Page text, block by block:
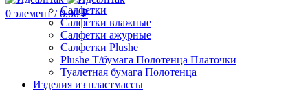
0 элемент / 0.00₽
Салфетки
Салфетки влажные
Салфетки ажурные
Салфетки Plushe
Plushe Т/бумага Полотенца Платочки
Туалетная бумага Полотенца
Изделия из пластмассы